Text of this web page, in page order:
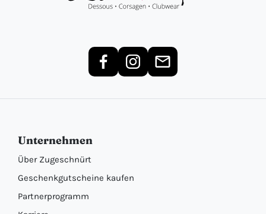
Unternehmen
Über Zugeschnürt
Geschenkgutscheine kaufen
Partnerprogramm